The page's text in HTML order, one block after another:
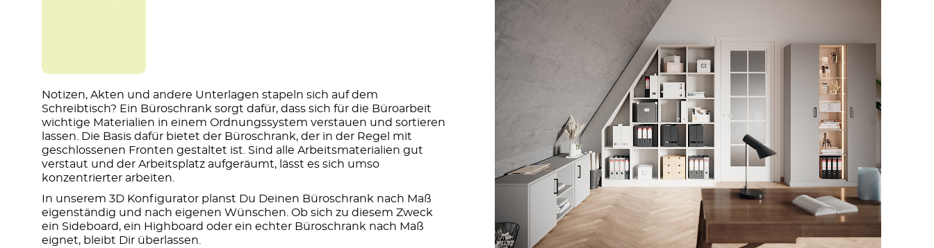
Notizen, Akten und andere Unterlagen stapeln sich auf dem
Schreibtisch? Ein Büroschrank sorgt dafür, dass sich für die Büroarbeit
wichtige Materialien in einem Ordnungssystem verstauen und sortieren
lassen. Die Basis dafür bietet der Büroschrank, der in der Regel mit
geschlossenen Fronten gestaltet ist. Sind alle Arbeitsmaterialien gut
verstaut und der Arbeitsplatz aufgeräumt, lässt es sich umso
konzentrierter arbeiten.
In unserem 3D Konfigurator planst Du Deinen Büroschrank nach Maß
eigenständig und nach eigenen Wünschen. Ob sich zu diesem Zweck
ein Sideboard, ein Highboard oder ein echter Büroschrank nach Maß
eignet, bleibt Dir überlassen.